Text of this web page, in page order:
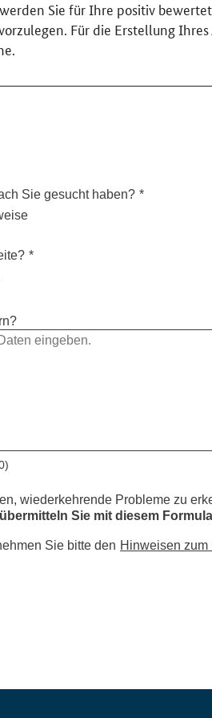
Sie für Ihre positiv
Für die Erstellung